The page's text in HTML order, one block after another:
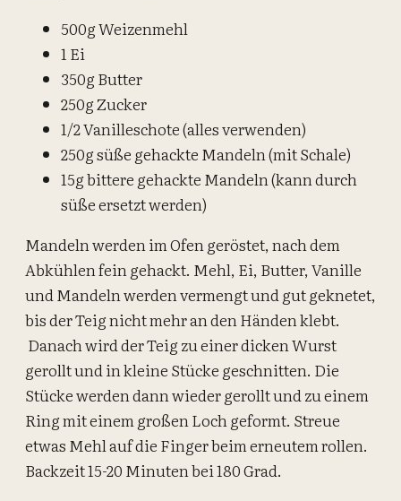
500g Weizenmehl
1 Ei
350g Butter
250g Zucker
1/2 Vanilleschote (alles verwenden)
250g süße gehackte Mandeln (mit Schale)
15g bittere gehackte Mandeln (kann durch
süße ersetzt werden)
Mandeln werden im Ofen geröstet, nach dem
Abkühlen fein gehackt. Mehl, Ei, Butter, Vanille
und Mandeln werden vermengt und gut geknetet,
bis der Teig nicht mehr an den Händen klebt.
Danach wird der Teig zu einer dicken Wurst
gerollt und in kleine Stücke geschnitten. Die
Stücke werden dann wieder gerollt und zu einem
Ring mit einem großen Loch geformt. Streue
etwas Mehl auf die Finger beim erneutem rollen.
Backzeit 15-20 Minuten bei 180 Grad.